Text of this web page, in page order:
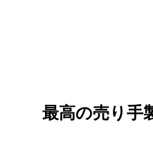
最高の売り手